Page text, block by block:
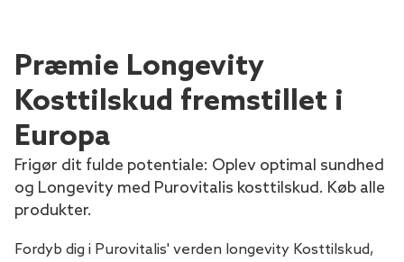
Præmie Longevity
Kosttilskud fremstillet i
Europa
Frigør dit fulde potentiale: Oplev optimal sundhed
og Longevity med Purovitalis kosttilskud. Køb alle
produkter.
Fordyb dig i Purovitalis' verden longevity Kosttilskud,